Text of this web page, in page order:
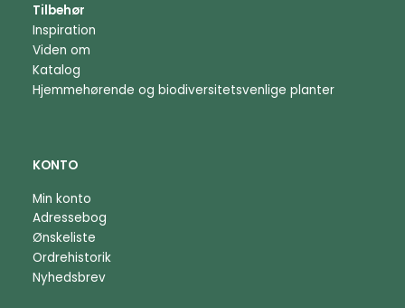
Tilbehør
Inspiration
Viden om
Katalog
Hjemmehørende og biodiversitetsvenlige planter
KONTO
Min konto
Adressebog
Ønskeliste
Ordrehistorik
Nyhedsbrev